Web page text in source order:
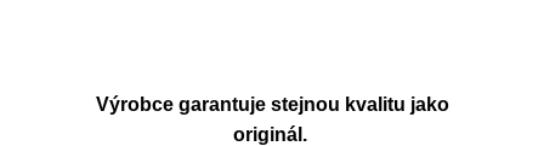
Výrobce garantuje stejnou kvalitu jako
originál.